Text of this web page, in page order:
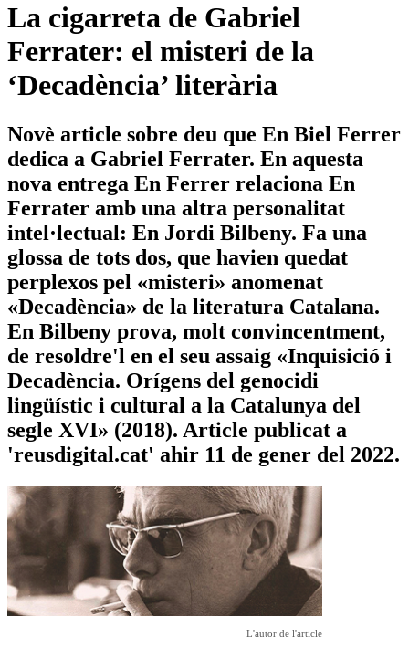
La cigarreta de Gabriel
Ferrater: el misteri de la
‘Decadència’ literària
Novè article sobre deu que En Biel Ferrer
dedica a Gabriel Ferrater. En aquesta
nova entrega En Ferrer relaciona En
Ferrater amb una altra personalitat
intel·lectual: En Jordi Bilbeny. Fa una
glossa de tots dos, que havien quedat
perplexos pel «misteri» anomenat
«Decadència» de la literatura Catalana.
En Bilbeny prova, molt convincentment,
de resoldre'l en el seu assaig «Inquisició i
Decadència. Orígens del genocidi
lingüístic i cultural a la Catalunya del
segle XVI» (2018). Article publicat a
'reusdigital.cat' ahir 11 de gener del 2022.
L'autor de l'article